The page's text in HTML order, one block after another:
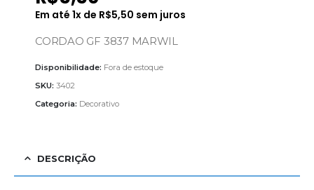
Em até 1x de R$5,50 sem juros
CORDAO GF 3837 MARWIL
Disponibilidade: Fora de estoque
SKU: 3402
Categoria: Decorativo
DESCRIÇÃO